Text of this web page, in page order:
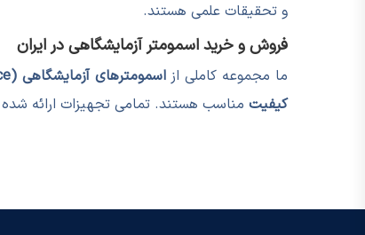
و تحقیقات علمی هستند.
فروش و خرید اسمومتر آزمایشگاهی در ایران
ما مجموعه کاملی ازاسمومترهای آزمایشگاهی (Laboratory Osmometer / Osmometry Device)
کیفیت مناسب هستند. تمامی تجهیزات ارائه شده